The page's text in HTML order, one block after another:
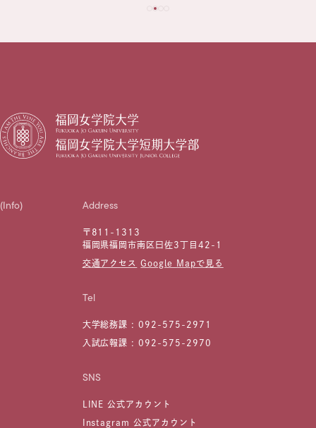
(Info) Address
〒811-1313
福岡県福岡市南区曰佐3丁目42-1
交通アクセス Google Mapで見る
Tel
大学総務課 :092-575-2971
入試広報課 :092-575-2970
SNS
LINE 公式アカウント
Instagram 公式アカウント